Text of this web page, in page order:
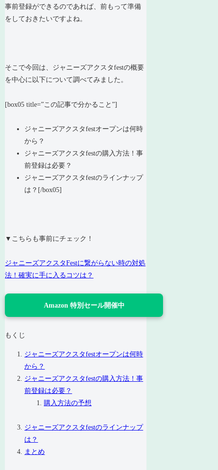
事前登録ができるのであれば、前もって準備
をしておきたいですよね。
そこで今回は、ジャニーズアクスタfestの概要
を中心に以下について調べてみました。
[box05 title=”この記事で分かること”]
ジャニーズアクスタfestオープンは何時
から？
ジャニーズアクスタfestの購入方法！事
前登録は必要？
ジャニーズアクスタfestのラインナップ
は？[/box05]
▼こちらも事前にチェック！
ジャニーズアクスタFestに繋がらない時の対処
法！確実に手に入るコツは？
Amazon 特別セール開催中
もくじ
ジャニーズアクスタfestオープンは何時
から？
ジャニーズアクスタfestの購入方法！事
前登録は必要？
購入方法の予想
ジャニーズアクスタfestのラインナップ
は？
まとめ